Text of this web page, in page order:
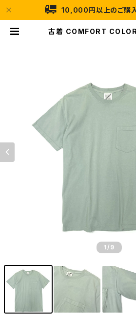
10,000円以上のご購
古着 COMFORT
(ttu2408003) | 古着
1 /9